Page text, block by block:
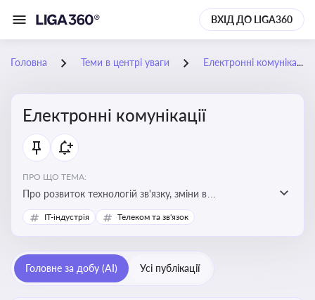
ВХІД ДО LIGA360
Головна Теми в центрі уваги Електронні комунікації
Електронні комунікації
ПРО ЩО ТЕМА:
Про розвиток технологій зв'язку, зміни в
законодавстві, регулювання ринку телекомунікацій,
інновації в сфері мобільних та інтернет-послуг
IT-індустрія Телеком та зв'язок
Головне за добу (AI) Усі публікації